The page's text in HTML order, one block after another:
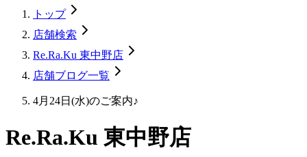
トップ
店舗検索
Re.Ra.Ku 東中野店
店舗ブログ一覧
4月24日(水)のご案内♪
Re.Ra.Ku 東中野店